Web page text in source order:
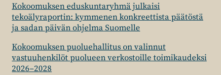
Kokoomuksen eduskuntaryhmä julkaisi
tekoälyraportin: kymmenen konkreettista päätöstä
ja sadan päivän ohjelma Suomelle
Kokoomuksen puoluehallitus on valinnut
vastuuhenkilöt puolueen verkostoille toimikaudeksi
2026–2028